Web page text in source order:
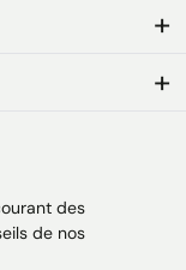
des
de nos